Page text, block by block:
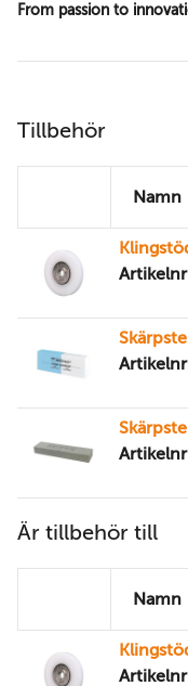
From passion to
Tillbehör
Namn
Är tillbehör till
Namn